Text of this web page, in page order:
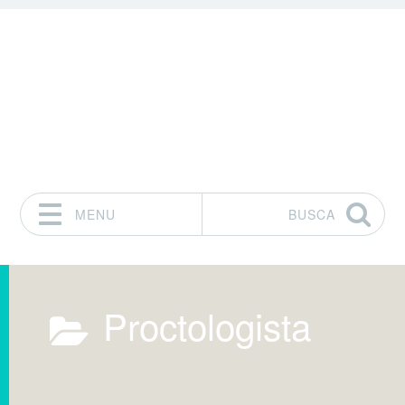
MENU
BUSCA
Proctologista